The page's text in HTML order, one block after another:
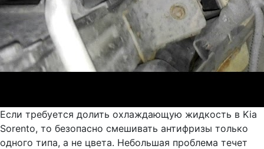
Если требуется долить охлаждающую жидкость в Kia
Sorento, то безопасно смешивать антифризы только
одного типа, а не цвета. Небольшая проблема течет